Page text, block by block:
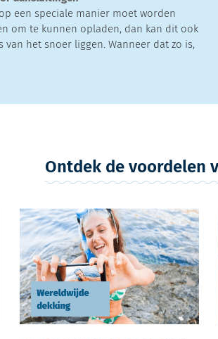
een speciale manier moet worden
om te kunnen opladen, dan kan dit ook
het snoer liggen. Wanneer dat zo is,
Ontdek de voordelen